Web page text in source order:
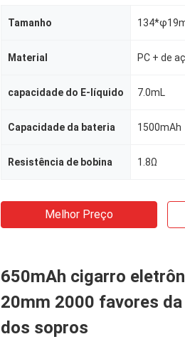
Tamanho
Material PC + de
capacidade do E-líquido 7.0mL
Capacidade da bateria 1500mAh
Resistência de bobina 1.8Ω
Melhor Preço
650mAh cigarro
20mm 2000 favores
dos sopros